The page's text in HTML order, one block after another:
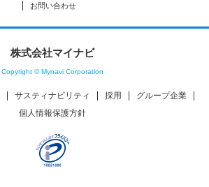
お問い合わせ
株式会社マイナビ
Copyright © Mynavi Corporation
サスティナビリティ 採用
グループ企業
個人情報保護方針